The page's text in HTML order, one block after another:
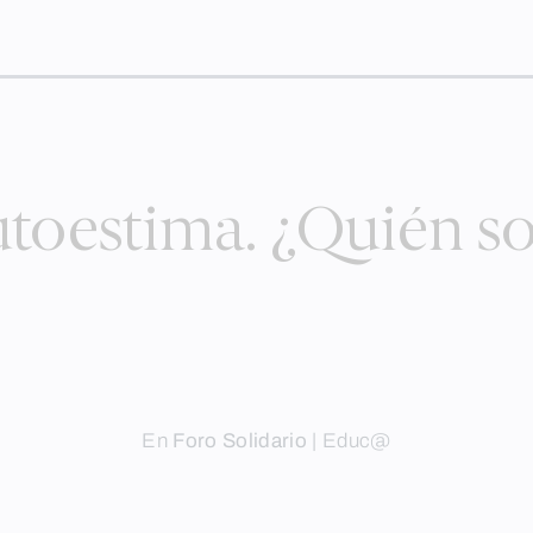
¿Quién
En Foro Solidario Educ@